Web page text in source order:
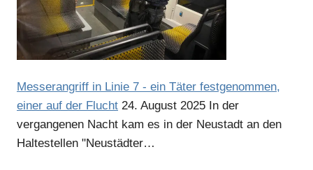
Messerangriff in Linie 7 - ein Täter festgenommen,
einer auf der Flucht 24. August 2025 In der
vergangenen Nacht kam es in der Neustadt an den
Haltestellen "Neustädter…